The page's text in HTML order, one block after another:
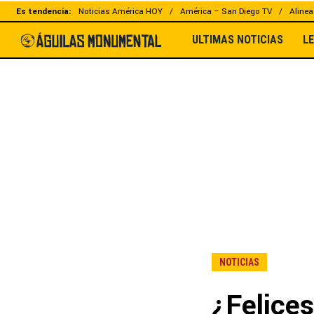
Es tendencia: Noticias América HOY América – San Diego TV
ULTIMAS NOTICIAS
NOTICIAS